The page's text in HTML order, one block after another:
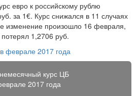
евро к российскому рублю
за 1€. Курс снижался в 11 случаях
изменение произошло 16 февраля,
1,2706 руб.
феврале 2017 года
курс ЦБ
2017 года